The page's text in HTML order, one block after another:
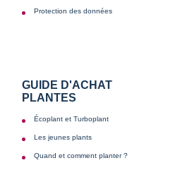
Protection des données
GUIDE D'ACHAT
PLANTES
Écoplant et Turboplant
Les jeunes plants
Quand et comment planter ?